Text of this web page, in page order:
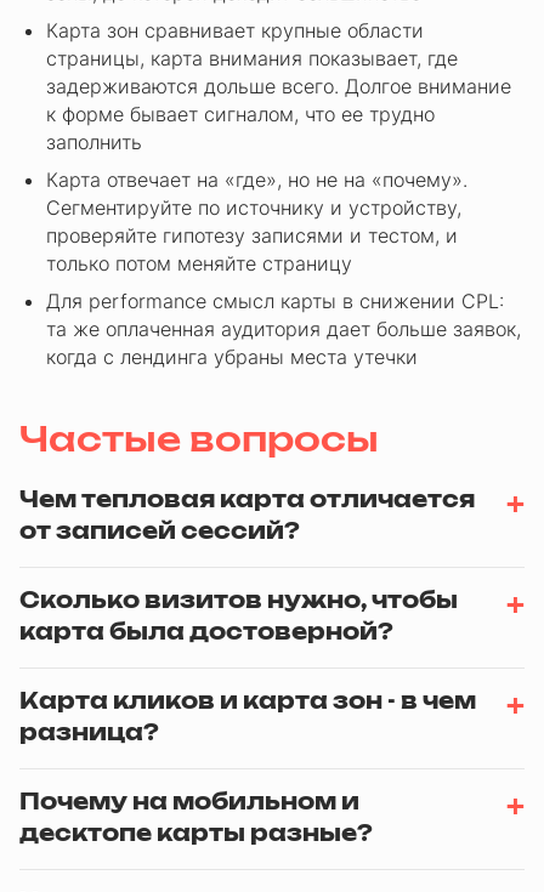
Карта зон сравнивает крупные области
страницы, карта внимания показывает, где
задерживаются дольше всего. Долгое внимание
к форме бывает сигналом, что ее трудно
заполнить
Карта отвечает на «где», но не на «почему».
Сегментируйте по источнику и устройству,
проверяйте гипотезу записями и тестом, и
только потом меняйте страницу
Для performance смысл карты в снижении CPL:
та же оплаченная аудитория дает больше заявок,
когда с лендинга убраны места утечки
Частые вопросы
Чем тепловая карта отличается
от записей сессий?
Сколько визитов нужно, чтобы
карта была достоверной?
Карта кликов и карта зон - в чем
разница?
Почему на мобильном и
десктопе карты разные?